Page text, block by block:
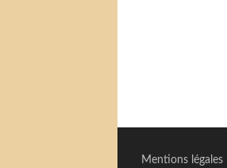
Mentions légales